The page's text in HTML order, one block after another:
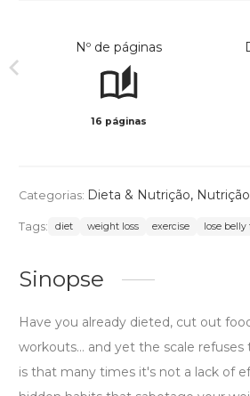
Nº de páginas
16 páginas
Categorias: Dieta & Nutrição, Nutrição
Tags: diet weight loss exercise lose belly
Sinopse
Have you already dieted, cut out
workouts… and yet the scale refuses
is that many times it's not a lack of